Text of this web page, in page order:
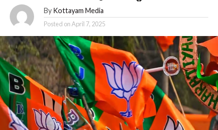
By Kottayam Media
Posted onApril 7, 2025